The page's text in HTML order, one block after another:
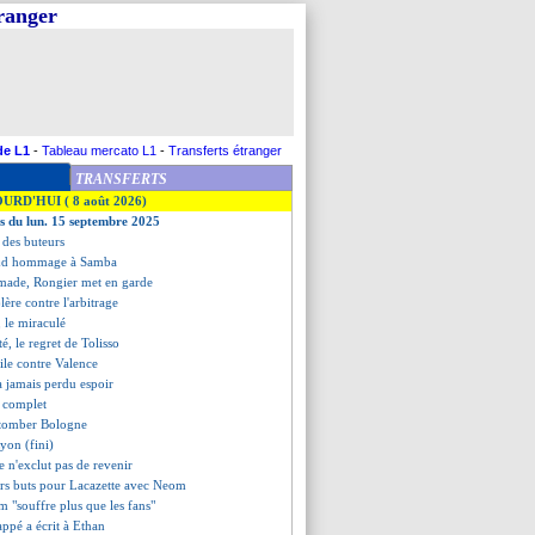
L1 - Tableau mercato L1 - Transferts étranger
TRANSFERTS
( 8 août 2026)
du lun. 15 septembre 2025
buteurs
hommage à Samba
Rongier met en garde
contre l'arbitrage
le miraculé
le regret de Tolisso
contre Valence
jamais perdu espoir
complet
Bologne
(fini)
n'exclut pas de revenir
buts pour Lacazette avec Neom
"souffre plus que les fans"
a écrit à Ethan